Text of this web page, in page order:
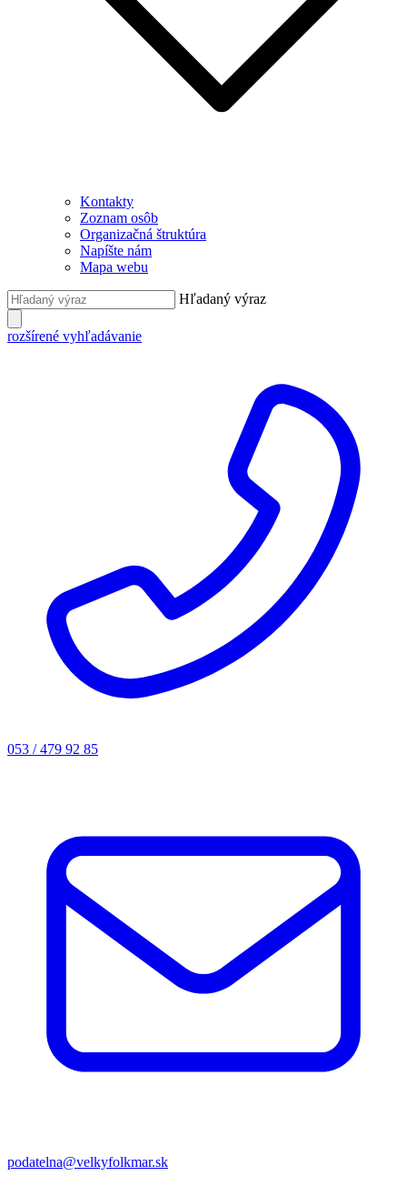
Kontakty
Zoznam osôb
Organizačná štruktúra
Napíšte nám
Mapa webu
Hľadaný výraz
rozšírené vyhľadávanie
053 / 479 92 85
podatelna@velkyfolkmar.sk